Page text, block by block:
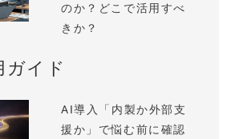
のか？どこで活用すべ
きか？
ガイド
AI導入「内製か外部支
援か」で悩む前に確認